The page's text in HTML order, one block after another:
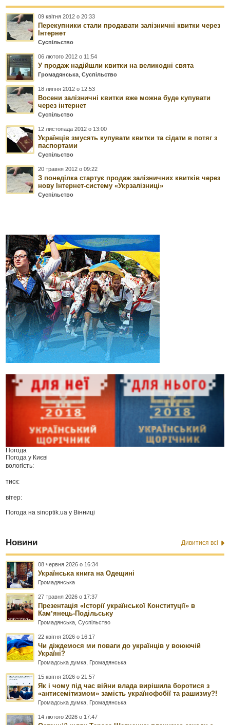
09 квітня 2012 о 20:33
Перекупники стали продавати залізничні квитки через
Інтернет
Суспільство
06 лютого 2012 о 11:54
У продаж надійшли квитки на великодні свята
Громадянська ,Суспільство
18 липня 2012 о 12:53
Восени залізничні квитки вже можна буде купувати
через інтернет
Суспільство
12 листопада 2012 о 13:00
Українців змусять купувати квитки та сідати в потяг з
паспортами
Суспільство
20 травня 2012 о 09:22
З понеділка стартує продаж залізничних квитків через
нову Інтернет-систему «Укрзалізниці»
Суспільство
Погода
Погода у Києві
вологість:
тиск:
вітер:
Погода наsinoptik.ua у Вінниці
Новини Дивитися всі
08 червня 2026 о 16:34
Українська книга на Одещині
Громадянська
27 травня 2026 о 17:37
Презентація «Історії української Конституції» в
Камʼянець-Подільську
Громадянська ,Суспільство
22 квітня 2026 о 16:17
Чи діждемося ми поваги до українців у воюючій
Україні?
Громадська думка Громадянська
15 квітня 2026 о 21:57
Як і чому під час війни влада вирішила боротися з
«антисемітизмом» замість українофобії та рашизму?!
Громадська думка Громадянська
14 лютого 2026 о 17:47